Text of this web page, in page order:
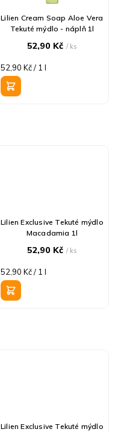
Lilien Cream Soap Aloe Vera
Tekuté mýdlo - náplň 1l
52,90 Kč/ ks
Měrná
cena:
52,90 Kč / 1 l
Lilien Exclusive Tekuté mýdlo
Macadamia 1l
52,90 Kč/ ks
Měrná
cena:
52,90 Kč / 1 l
Lilien Exclusive Tekuté mýdlo